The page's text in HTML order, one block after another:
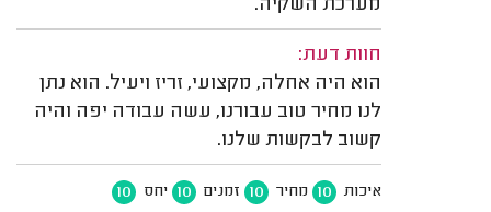
מערכת השקיה.
חוות דעת:
הוא היה אחלה, מקצועי, זריז ויעיל. הוא נתן
לנו מחיר טוב עבורנו, עשה עבודה יפה והיה
קשוב לבקשות שלנו.
איכות 10 מחיר 10 זמנים 10 יחס 10